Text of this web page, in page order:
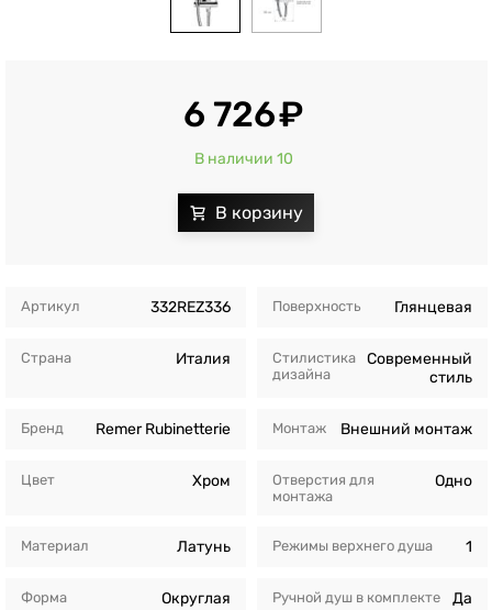
Артикул 332REZ336
Страна Италия
Бренд Remer Rubinetterie
Цвет Хром
Материал Латунь
Форма Округлая
Поверхность Глянцевая
Стилистика
дизайна
Современный
стиль
Монтаж Внешний монтаж
Отверстия для
монтажа
Одно
Режимы верхнего душа 1
Ручной душ в комплекте Да
6 726
В наличии 10